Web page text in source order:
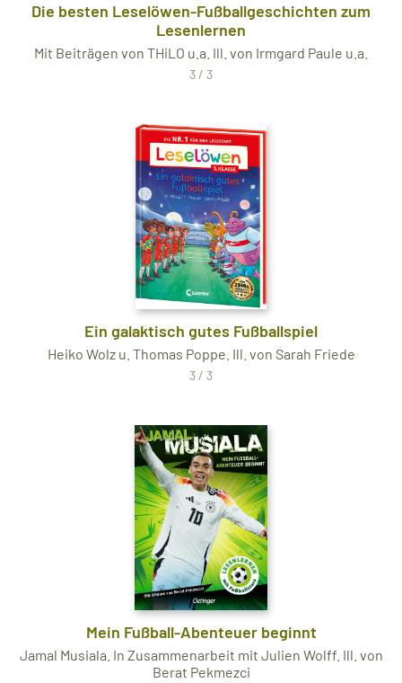
Die besten Leselöwen-Fußballgeschichten zum
Lesenlernen
Mit Beiträgen von THiLO u.a. Ill. von Irmgard Paule u.a.
3 / 3
Ein galaktisch gutes Fußballspiel
Heiko Wolz u. Thomas Poppe. Ill. von Sarah Friede
3 / 3
Mein Fußball-Abenteuer beginnt
Jamal Musiala. In Zusammenarbeit mit Julien Wolff. Ill. von
Berat Pekmezci